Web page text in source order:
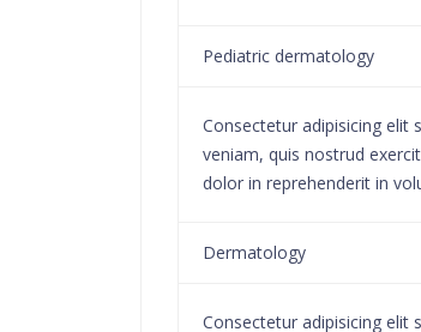
Pediatric dermatology
Consectetur adipisicing elit
veniam, quis nostrud
dolor in reprehenderit in
Dermatology
Consectetur adipisicing elit